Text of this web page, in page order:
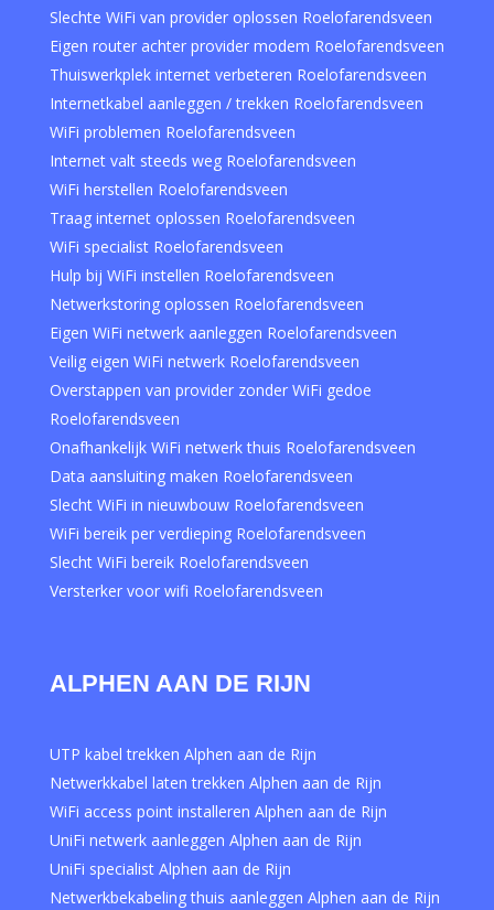
Slechte WiFi van provider oplossen Roelofarendsveen
Eigen router achter provider modem Roelofarendsveen
Thuiswerkplek internet verbeteren Roelofarendsveen
Internetkabel aanleggen / trekken Roelofarendsveen
WiFi problemen Roelofarendsveen
Internet valt steeds weg Roelofarendsveen
WiFi herstellen Roelofarendsveen
Traag internet oplossen Roelofarendsveen
WiFi specialist Roelofarendsveen
Hulp bij WiFi instellen Roelofarendsveen
Netwerkstoring oplossen Roelofarendsveen
Eigen WiFi netwerk aanleggen Roelofarendsveen
Veilig eigen WiFi netwerk Roelofarendsveen
Overstappen van provider zonder WiFi gedoe
Roelofarendsveen
Onafhankelijk WiFi netwerk thuis Roelofarendsveen
Data aansluiting maken Roelofarendsveen
Slecht WiFi in nieuwbouw Roelofarendsveen
WiFi bereik per verdieping Roelofarendsveen
Slecht WiFi bereik Roelofarendsveen
Versterker voor wifi Roelofarendsveen
ALPHEN AAN DE RIJN
UTP kabel trekken Alphen aan de Rijn
Netwerkkabel laten trekken Alphen aan de Rijn
WiFi access point installeren Alphen aan de Rijn
UniFi netwerk aanleggen Alphen aan de Rijn
UniFi specialist Alphen aan de Rijn
Netwerkbekabeling thuis aanleggen Alphen aan de Rijn